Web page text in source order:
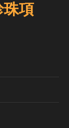
珠項